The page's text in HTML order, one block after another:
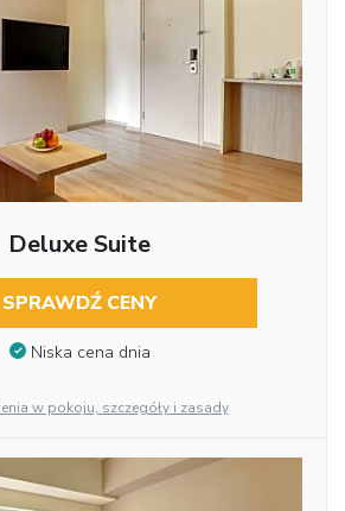
Deluxe Suite
SPRAWDŹ CENY
Niska cena dnia
w pokoju, szczegóły i zasady